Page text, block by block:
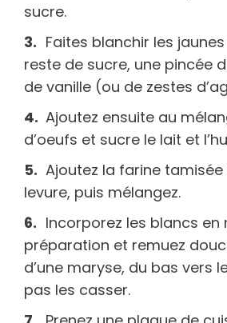
sucre.
Faites blanchir les
reste de sucre, une pincée
de vanille (ou de zestes
Ajoutez ensuite au
d’oeufs et sucre le lait et
Ajoutez la farine
levure, puis mélangez.
Incorporez les blancs en
préparation et remuez
d’une maryse, du bas vers
pas les casser.